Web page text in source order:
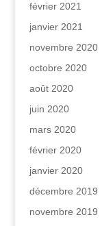
février 2021
janvier 2021
novembre 2020
octobre 2020
août 2020
juin 2020
mars 2020
février 2020
janvier 2020
décembre 2019
novembre 2019